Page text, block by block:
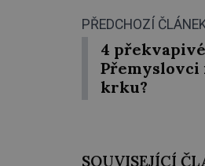
PŘEDCHOZÍ
4
Přemyslovci
krku?
SOUVISEJÍCÍ